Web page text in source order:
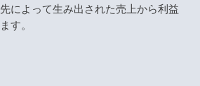
によって生み出された売上から利益
す。